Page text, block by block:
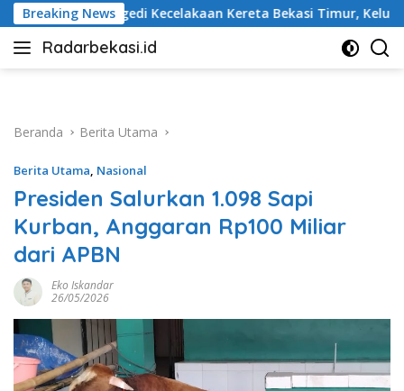
Langsung
ke
konten
Breaking News
Kereta Bekasi Timur, Keluarga Korban Gelar Doa Bersama
Radarbekasi.id
Berita
Beranda
Berita Utama
Berita Utama, Nasional
Presiden Salurkan 1.098 Sapi
Kurban, Anggaran Rp100 Miliar
dari APBN
Eko Iskandar
26/05/2026